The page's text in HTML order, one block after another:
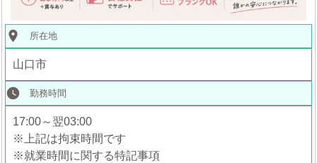
place 所在地
山口市
watch_later 勤務時間
17:00～翌03:00
※上記は拘束時間です
※就業時間に関する特記事項